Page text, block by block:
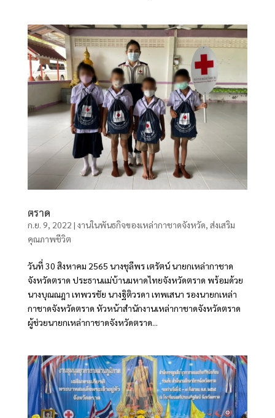
ตราด
ก.ย. 9, 2022 | งานในพันธกิจของเหล่ากาชาดจังหวัด, ส่งเสริม
คุณภาพชีวิต
วันที่ 30 สิงหาคม 2565 นางชุลีพร เตรัตน์ นายกเหล่ากาชาด
จังหวัดตราด ประธานแม่บ้านมหาดไทยจังหวัดตราด พร้อมด้วย
นางบุณณฎา เทพวรชัย นางฐิติวรดา เทพเสนา รองนายกเหล่า
กาชาดจังหวัดตราด หัวหน้าสำนักงานเหล่ากาชาดจังหวัดตราด
ผู้ช่วยนายกเหล่ากาชาดจังหวัดตราด...